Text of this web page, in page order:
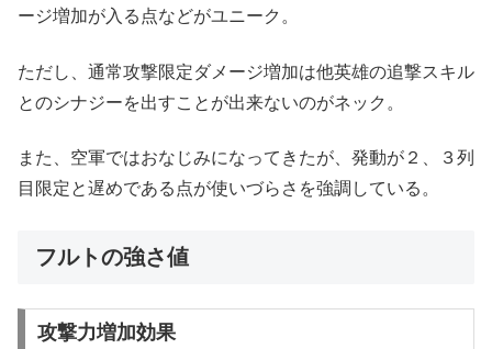
ージ増加が入る点などがユニーク。
ただし、通常攻撃限定ダメージ増加は他英雄の追撃スキル
とのシナジーを出すことが出来ないのがネック。
また、空軍ではおなじみになってきたが、発動が２、３列
目限定と遅めである点が使いづらさを強調している。
フルトの強さ値
攻撃力増加効果